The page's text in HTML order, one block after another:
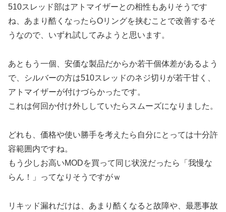
510スレッド部はアトマイザーとの相性もありそうです
ね、あまり酷くなったらOリングを挟むことで改善するそ
うなので、いずれ試してみようと思います。
あともう一個、安価な製品だからか若干個体差があるよう
で、シルバーの方は510スレッドのネジ切りが若干甘く、
アトマイザーが付けづらかったです。
これは何回か付け外ししていたらスムーズになりました。
どれも、価格や使い勝手を考えたら自分にとっては十分許
容範囲内ですね。
もう少しお高いMODを買って同じ状況だったら「我慢な
らん！」ってなりそうですがｗ
リキッド漏れだけは、あまり酷くなると故障や、最悪事故